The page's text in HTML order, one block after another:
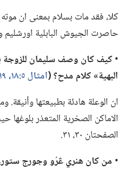
حاصرت الجيوش البابلية اورشليم ودمرتها.‏ —‏
‏•كيف كان وصف سليمان للزوجة
البهية» كلام مدح؟‏ (‏امثال ٥:‏١٨،‏ ١٩
ان الوعلة هادئة بطبيعتها
الصفحتان ٣٠،‏ ٣١.‏
‏• من كان هنري ڠرُو وجورج